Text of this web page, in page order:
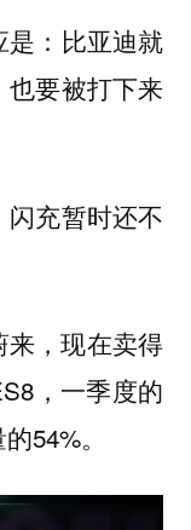
：比亚迪就
也要被打下来
充暂时还不
，现在卖得
，一季度的
54%。